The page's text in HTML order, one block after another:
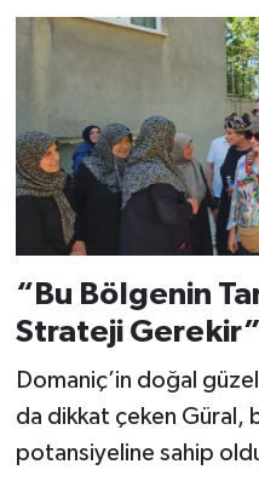
“Bu Bölgenin
Strateji Gerekir”
Domaniç’in doğal
da dikkat çeken Güral,
potansiyeline sahip